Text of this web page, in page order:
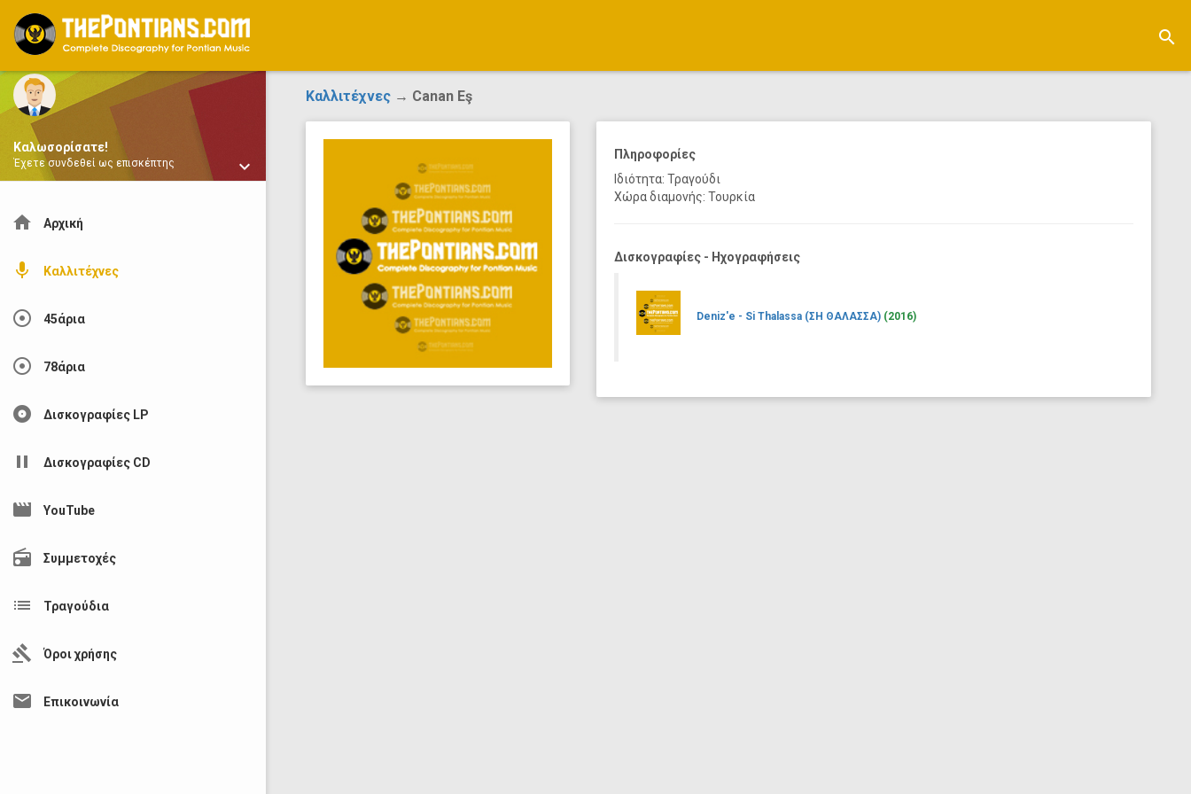
search
Καλωσορίσατε!
Έχετε συνδεθεί ως επισκέπτης keyboard_arrow_down
home Αρχική
mic Καλλιτέχνες
adjust 45άρια
adjust 78άρια
album Δισκογραφίες LP
pause Δισκογραφίες CD
movie YouTube
radio Συμμετοχές
list Τραγούδια
gavel Όροι χρήσης
mail Επικοινωνία
Καλλιτέχνες → Canan Eş
Πληροφορίες
Ιδιότητα: Τραγούδι
Χώρα διαμονής: Τουρκία
Δισκογραφίες - Ηχογραφήσεις
Deniz'e - Si Thalassa (ΣΗ ΘΑΛΑΣΣΑ) (2016)